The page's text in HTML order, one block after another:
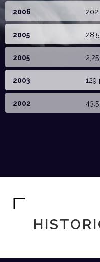
2006
2005
2005
2003 129
2002